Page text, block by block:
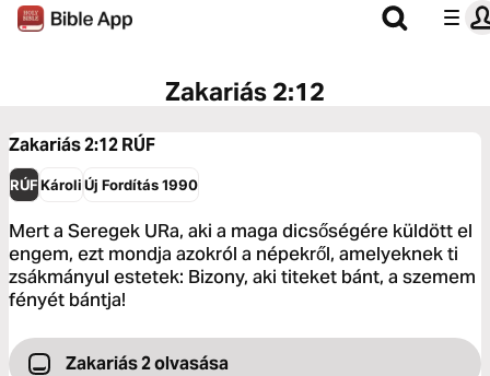
Zakariás 2:12
Zakariás 2:12RÚF
RÚFKároliÚj Fordítás 1990
Mert a Seregek URa, aki a maga dicsőségére küldött el
engem, ezt mondja azokról a népekről, amelyeknek ti
zsákmányul estetek: Bizony, aki titeket bánt, a szemem
fényét bántja!
Zakariás 2 olvasása